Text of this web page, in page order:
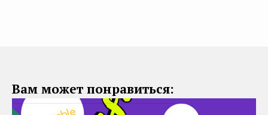
Вам может понравиться: